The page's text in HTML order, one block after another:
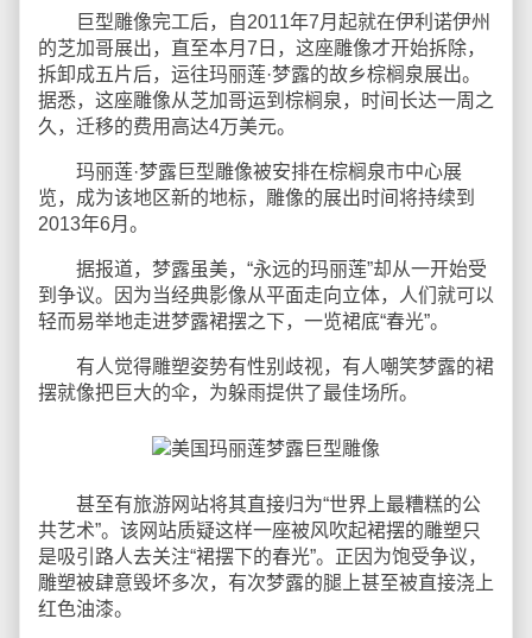
巨型雕像完工后，自2011年7月起就在伊利诺伊州
的芝加哥展出，直至本月7日，这座雕像才开始拆除，
拆卸成五片后，运往玛丽莲·梦露的故乡棕榈泉展出。
据悉，这座雕像从芝加哥运到棕榈泉，时间长达一周之
久，迁移的费用高达4万美元。
玛丽莲·梦露巨型雕像被安排在棕榈泉市中心展
览，成为该地区新的地标，雕像的展出时间将持续到
2013年6月。
据报道，梦露虽美，“永远的玛丽莲”却从一开始受
到争议。因为当经典影像从平面走向立体，人们就可以
轻而易举地走进梦露裙摆之下，一览裙底“春光”。
有人觉得雕塑姿势有性别歧视，有人嘲笑梦露的裙
摆就像把巨大的伞，为躲雨提供了最佳场所。
甚至有旅游网站将其直接归为“世界上最糟糕的公
共艺术”。该网站质疑这样一座被风吹起裙摆的雕塑只
是吸引路人去关注“裙摆下的春光”。正因为饱受争议，
雕塑被肆意毁坏多次，有次梦露的腿上甚至被直接浇上
红色油漆。